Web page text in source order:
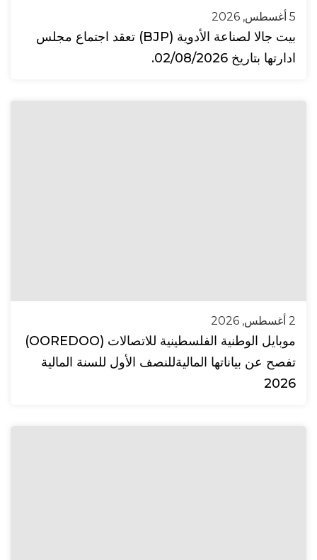
5 أغسطس, 2026
بيت جالا لصناعة الأدوية (BJP) تعقد اجتماع مجلس
ادارتها بتاريخ 02/08/2026.
2 أغسطس, 2026
موبايل الوطنية الفلسطينية للاتصالات (OOREDOO)
تفصح عن بياناتها الماليةللنصف الأول للسنة المالية
2026